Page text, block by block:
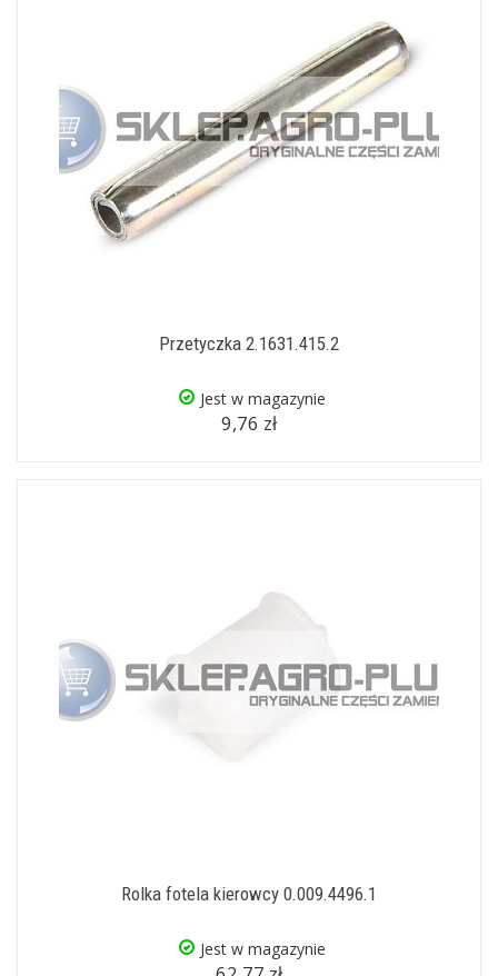
Przetyczka 2.1631.415.2
Jest w magazynie
9,76 zł
Rolka fotela kierowcy 0.009.4496.1
Jest w magazynie